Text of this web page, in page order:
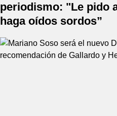
periodismo: "Le pido
haga oídos sordos”